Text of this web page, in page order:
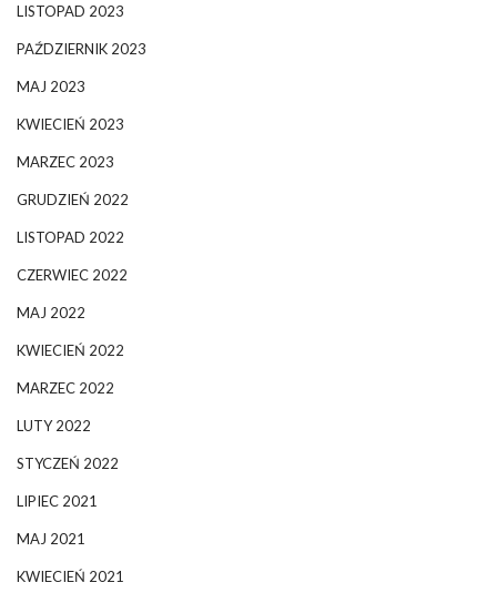
LISTOPAD 2023
PAŹDZIERNIK 2023
MAJ 2023
KWIECIEŃ 2023
MARZEC 2023
GRUDZIEŃ 2022
LISTOPAD 2022
CZERWIEC 2022
MAJ 2022
KWIECIEŃ 2022
MARZEC 2022
LUTY 2022
STYCZEŃ 2022
LIPIEC 2021
MAJ 2021
KWIECIEŃ 2021